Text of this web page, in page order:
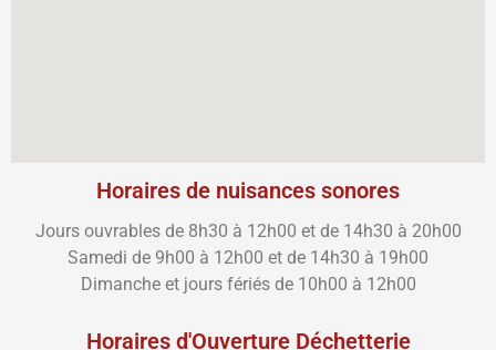
Horaires de nuisances sonores
Jours ouvrables de 8h30 à 12h00 et de 14h30 à 20h00
Samedi de 9h00 à 12h00 et de 14h30 à 19h00
Dimanche et jours fériés de 10h00 à 12h00
Horaires d'Ouverture Déchetterie